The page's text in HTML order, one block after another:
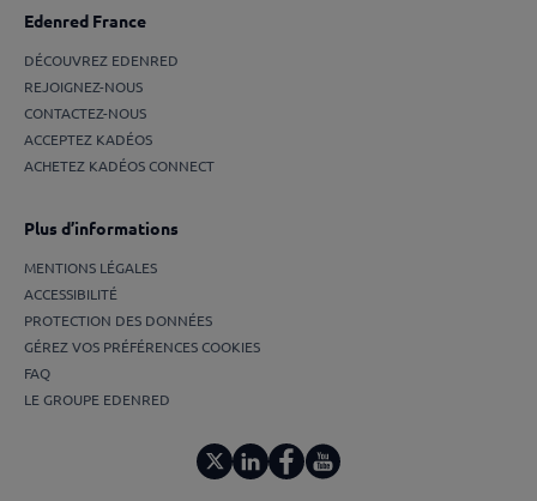
Edenred France
DÉCOUVREZ EDENRED
REJOIGNEZ-NOUS
CONTACTEZ-NOUS
ACCEPTEZ KADÉOS
ACHETEZ KADÉOS CONNECT
Plus d’informations
MENTIONS LÉGALES
ACCESSIBILITÉ
PROTECTION DES DONNÉES
GÉREZ VOS PRÉFÉRENCES COOKIES
FAQ
LE GROUPE EDENRED